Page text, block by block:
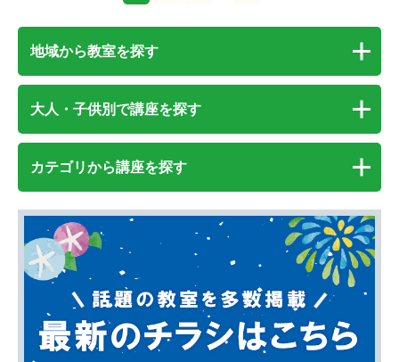
地域から教室を探す
大人・子供別で講座を探す
カテゴリから講座を探す